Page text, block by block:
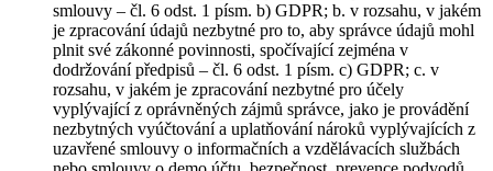
smlouvy – čl. 6 odst. 1 písm. b) GDPR; b. v rozsahu, v jakém
je zpracování údajů nezbytné pro to, aby správce údajů mohl
plnit své zákonné povinnosti, spočívající zejména v
dodržování předpisů – čl. 6 odst. 1 písm. c) GDPR; c. v
rozsahu, v jakém je zpracování nezbytné pro účely
vyplývající z oprávněných zájmů správce, jako je provádění
nezbytných vyúčtování a uplatňování nároků vyplývajících z
uzavřené smlouvy o informačních a vzdělávacích službách